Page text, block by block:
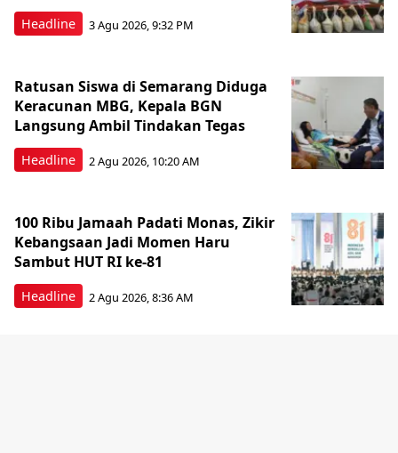
Headline 3 Agu 2026, 9:32 PM
Headline
Ratusan Siswa di Semarang Diduga
Keracunan MBG, Kepala BGN
Langsung Ambil Tindakan Tegas
2 Agu 2026, 10:20 AM
Headline
100 Ribu Jamaah Padati Monas, Zikir
Kebangsaan Jadi Momen Haru
Sambut HUT RI ke-81
2 Agu 2026, 8:36 AM